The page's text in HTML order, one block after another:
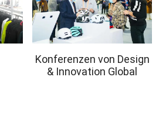
Konferenzen von Design
& Innovation Global